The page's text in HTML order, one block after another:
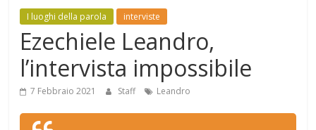
Mensile
arte,
cultura,
curiosità
I luoghi della parola interviste
Ezechiele Leandro,
l’intervista impossibile
7 Febbraio 2021 Staff Leandro